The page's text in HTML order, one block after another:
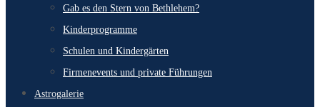
Gab es den Stern von Bethlehem?
Kinderprogramme
Schulen und Kindergärten
Firmenevents und private Führungen
Astrogalerie